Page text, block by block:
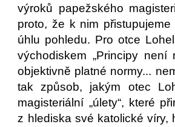
výroků papežského
proto, že k nim
úhlu pohledu. Pro otce
východiskem „Principy
objektivně platné normy...
tak způsob, jakým otec
magisteriální „úlety“, které
z hlediska své katolické víry,